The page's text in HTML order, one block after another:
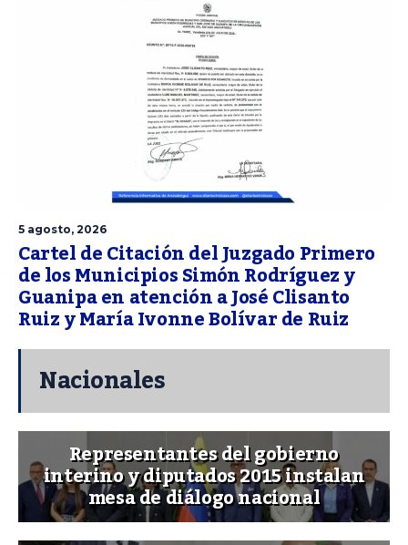
5 agosto, 2026
Cartel de Citación del Juzgado Primero
de los Municipios Simón Rodríguez y
Guanipa en atención a José Clisanto
Ruiz y María Ivonne Bolívar de Ruiz
Nacionales
Representantes del gobierno
interino y diputados 2015 instalan
mesa de diálogo nacional